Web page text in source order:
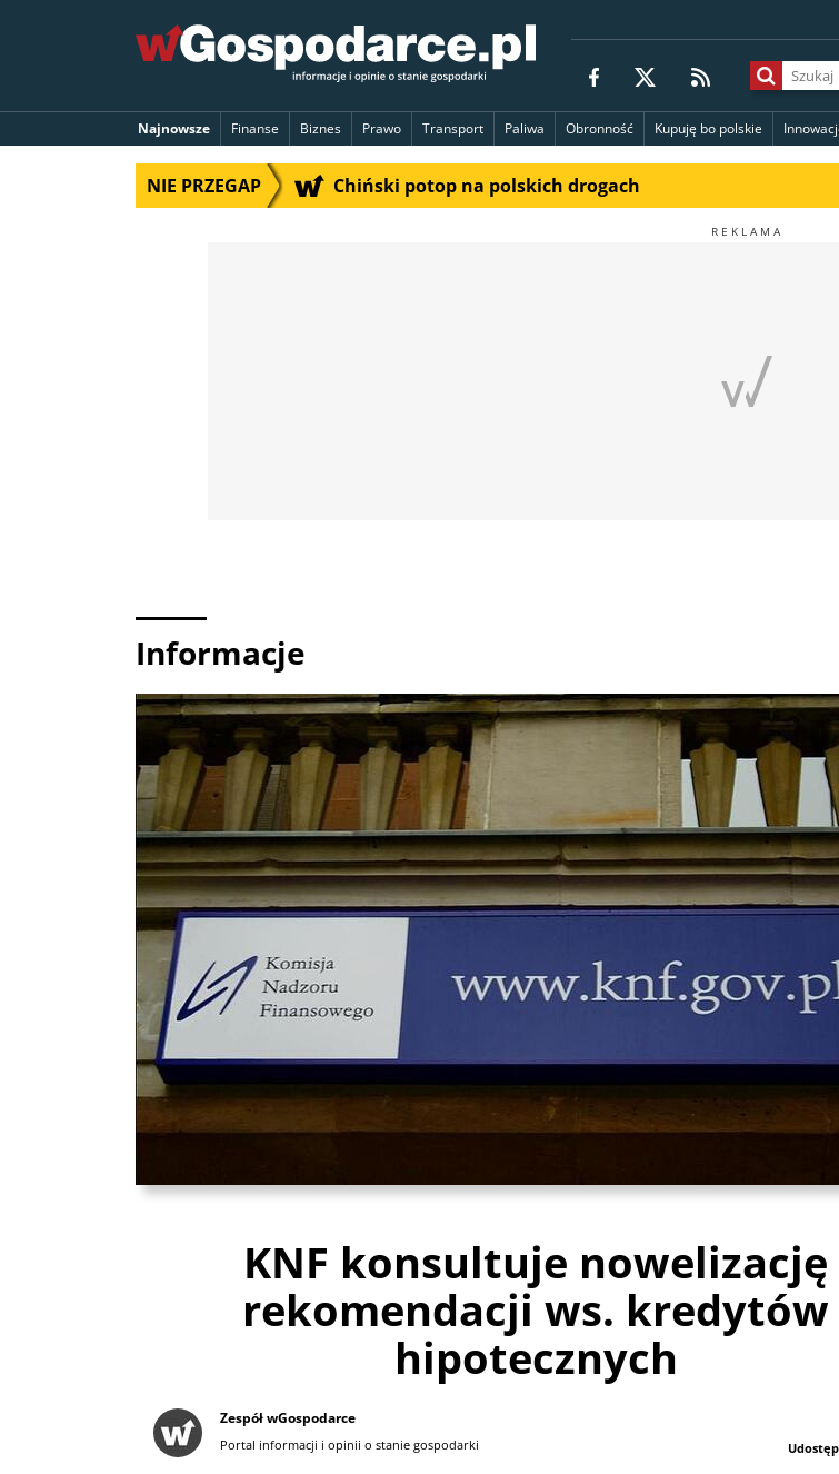
Najnowsze Finanse Biznes Prawo Transport Paliwa Obronność Kupuję bo polskie
NIE PRZEGAP Chiński potop na polskich drogach
Informacje
KNF konsultuje nowelizację
rekomendacji ws. kredytów
hipotecznych
Zespół wGospodarce
Portal informacji i opinii o stanie gospodarki